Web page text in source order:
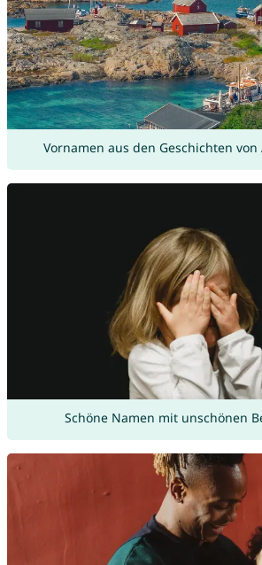
Vornamen aus den Geschichten
Schöne Namen mit unschönen